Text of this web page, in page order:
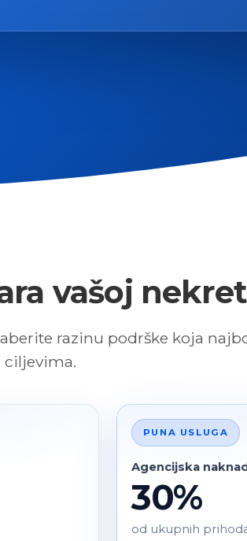
vašoj
razinu podrške koja
ciljevima.
PUNA USLUGA
Agencijska
30%
od ukupnih